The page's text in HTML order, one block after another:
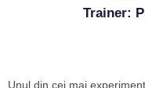
Trainer:
Unul din cei mai